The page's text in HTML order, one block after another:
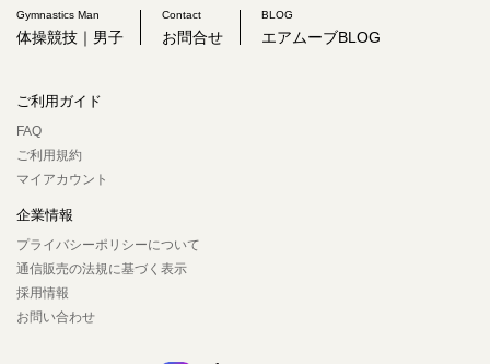
Gymnastics Man
体操競技｜男子
Contact
お問合せ
BLOG
エアムーブBLOG
ご利用ガイド
FAQ
ご利用規約
マイアカウント
企業情報
プライバシーポリシーについて
通信販売の法規に基づく表示
採用情報
お問い合わせ